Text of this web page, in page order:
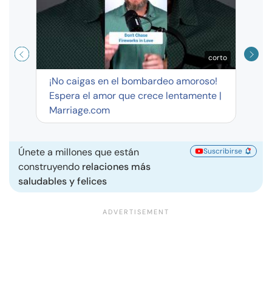
corto
¡No caigas en el bombardeo amoroso!
Espera el amor que crece lentamente |
Marriage.com
Únete a millones que están
construyendo relaciones más
saludables y felices
Suscribirse